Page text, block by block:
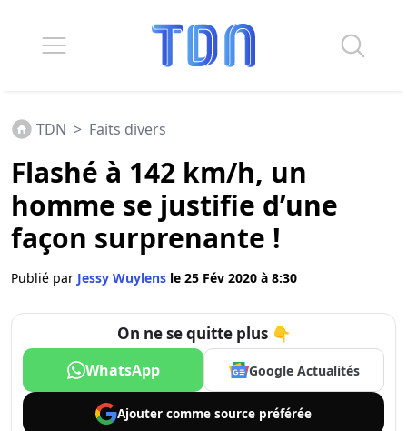
TDN > Faits divers
Flashé à 142 km/h, un
homme se justifie d’une
façon surprenante !
Publié par Jessy Wuylens le 25 Fév 2020 à 8:30
On ne se quitte plus 👇
WhatsApp Google Actualités
Ajouter comme source préférée